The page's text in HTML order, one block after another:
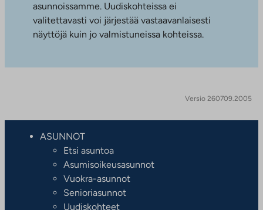
asunnoissamme. Uudiskohteissa ei
valitettavasti voi järjestää vastaavanlaisesti
näyttöjä kuin jo valmistuneissa kohteissa.
Versio 260709.2005
ASUNNOT
Etsi asuntoa
Asumisoikeusasunnot
Vuokra-asunnot
Senioriasunnot
Uudiskohteet